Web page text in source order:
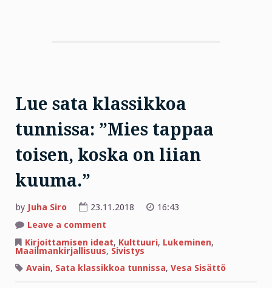
Lue sata klassikkoa
tunnissa: ”Mies tappaa
toisen, koska on liian
kuuma.”
by Juha Siro 23.11.2018
16:43
Leave a comment
sata
klassikkoa
tunnissa:
”Mies
Kirjoittamisen ideat, Kulttuuri, Lukeminen,
Maailmankirjallisuus, Sivistys
Avain, Sata klassikkoa tunnissa, Vesa Sisättö